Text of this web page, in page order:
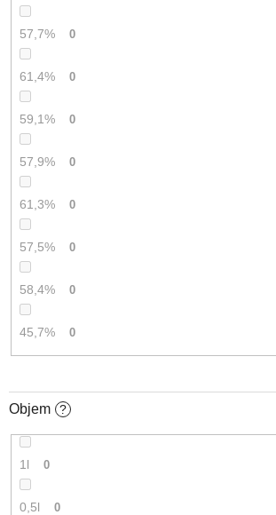
57,7% 0
61,4% 0
59,1% 0
57,9% 0
61,3% 0
57,5% 0
58,4% 0
45,7% 0
Objem ?
1l 0
0,5l 0